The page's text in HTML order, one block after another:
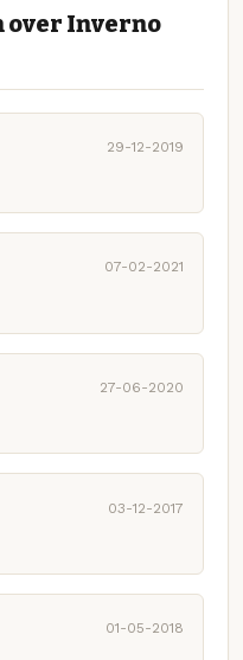
over Inverno
29-12-2019
07-02-2021
27-06-2020
03-12-2017
01-05-2018